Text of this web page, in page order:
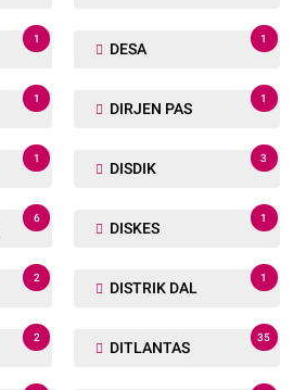
1
DESA
1
1
DIRJEN PAS
1
1
DISDIK
3
6
DISKES
1
2
DISTRIK DAL
1
2
DITLANTAS
35